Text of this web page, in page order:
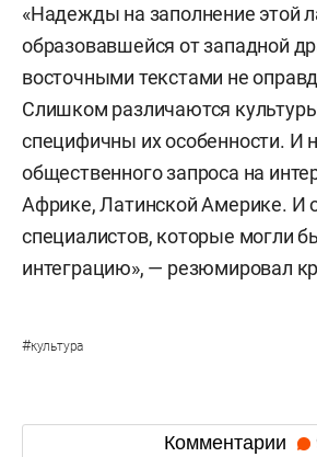
«Надежды на заполнение этой
образовавшейся от западной
восточными текстами не
Слишком различаются
специфичны их особенности. И
общественного запроса на
Африке, Латинской Америке. И
специалистов, которые могли
интеграцию», — резюмировал
#культура
Комментарии